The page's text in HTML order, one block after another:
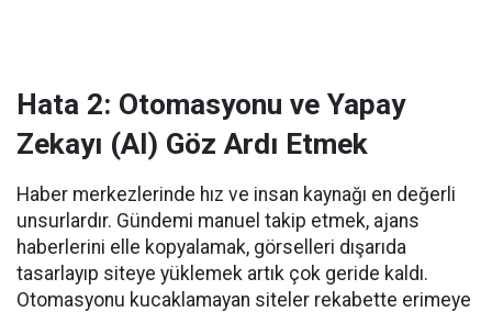
Hata 2: Otomasyonu ve Yapay
Zekayı (AI) Göz Ardı Etmek
Haber merkezlerinde hız ve insan kaynağı en değerli
unsurlardır. Gündemi manuel takip etmek, ajans
haberlerini elle kopyalamak, görselleri dışarıda
tasarlayıp siteye yüklemek artık çok geride kaldı.
Otomasyonu kucaklamayan siteler rekabette erimeye